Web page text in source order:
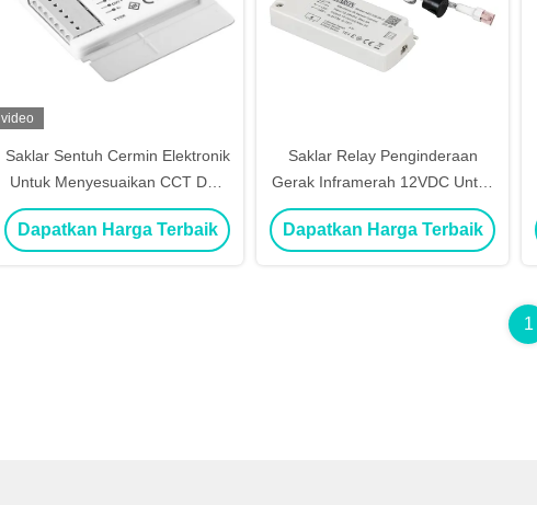
video
Saklar Sentuh Cermin Elektronik
Untuk Menyesuaikan CCT Dari
0% Hingga 100% Untuk
Pencahayaan Cermin
Dapatkan Harga Terbaik
Saklar Relay Penginderaan
Gerak Inframerah 12VDC Untuk
Mengontrol Pencahayaan
Kabinet
Dapatkan Harga Terbaik
1